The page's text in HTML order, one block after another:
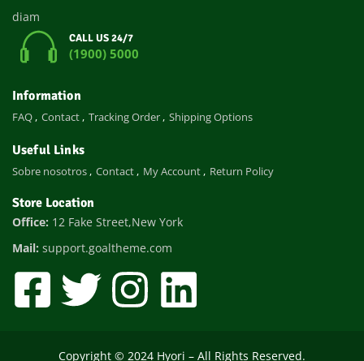
diam
CALL US 24/7
(1900) 5000
Information
FAQ Contact Tracking Order Shipping Options
Useful Links
Sobre nosotros Contact My Account Return Policy
Store Location
Office: 12 Fake Street,New York
Mail: support.goaltheme.com
Copyright © 2024 Hyori – All Rights Reserved.